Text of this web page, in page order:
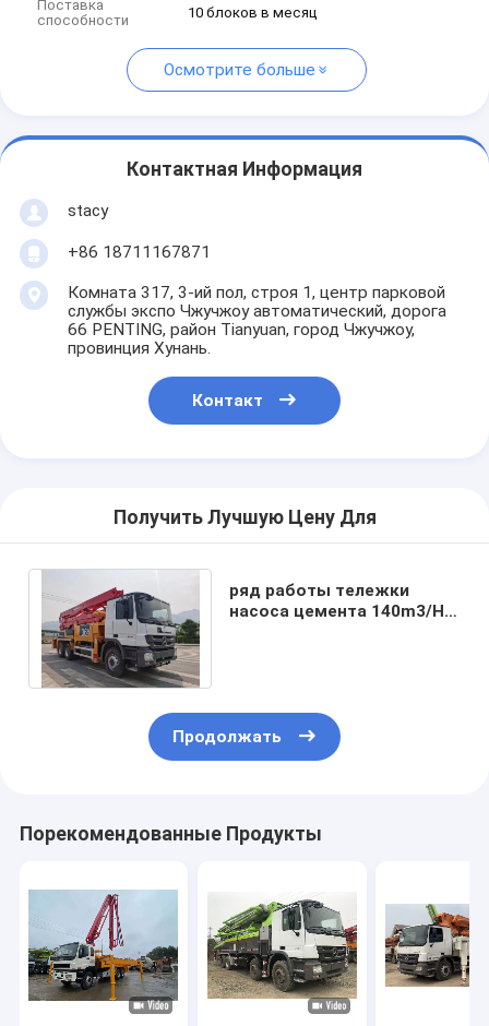
Поставка
способности
10 блоков в месяц
Осмотрите больше
Контактная Информация
stacy
+86 18711167871
Комната 317, 3-ий пол, строя 1, центр парковой
службы экспо Чжучжоу автоматический, дорога
66 PENTING, район Tianyuan, город Чжучжоу,
провинция Хунань.
Контакт
Получить Лучшую Цену Для
ряд работы тележки
насоса цемента 140m3/H
Продолжать
Порекомендованные Продукты